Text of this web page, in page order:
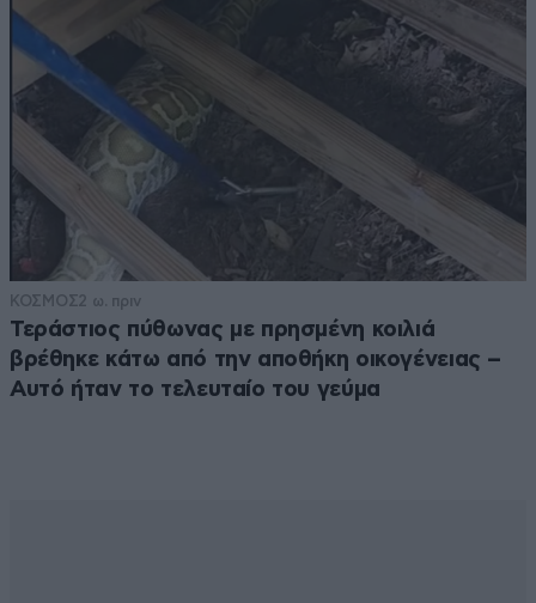
ΚΟΣΜΟΣ2 ω. πριν
Τεράστιος πύθωνας με πρησμένη κοιλιά
βρέθηκε κάτω από την αποθήκη οικογένειας –
Αυτό ήταν το τελευταίο του γεύμα